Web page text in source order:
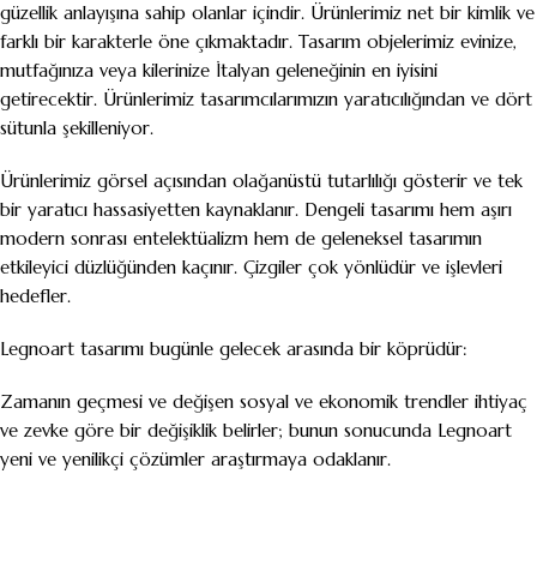
güzellik anlayışına sahip olanlar içindir. Ürünlerimiz net bir kimlik ve
farklı bir karakterle öne çıkmaktadır. Tasarım objelerimiz evinize,
mutfağınıza veya kilerinize İtalyan geleneğinin en iyisini
getirecektir. Ürünlerimiz tasarımcılarımızın yaratıcılığından ve dört
sütunla şekilleniyor.
Ürünlerimiz görsel açısından olağanüstü tutarlılığı gösterir ve tek
bir yaratıcı hassasiyetten kaynaklanır. Dengeli tasarımı hem aşırı
modern sonrası entelektüalizm hem de geleneksel tasarımın
etkileyici düzlüğünden kaçınır. Çizgiler çok yönlüdür ve işlevleri
hedefler.
Legnoart tasarımı bugünle gelecek arasında bir köprüdür:
Zamanın geçmesi ve değişen sosyal ve ekonomik trendler ihtiyaç
ve zevke göre bir değişiklik belirler; bunun sonucunda Legnoart
yeni ve yenilikçi çözümler araştırmaya odaklanır.